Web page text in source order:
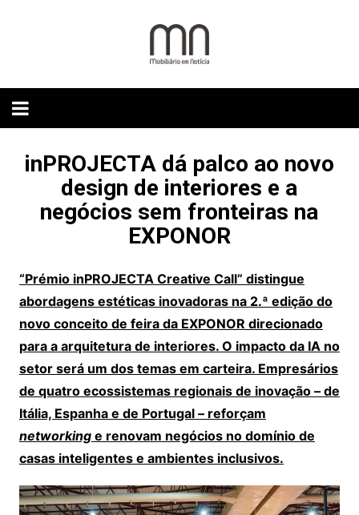
inPROJECTA dá palco ao novo
design de interiores e a
negócios sem fronteiras na
EXPONOR
“Prémio inPROJECTA Creative Call” distingue
abordagens estéticas inovadoras na 2.ª edição do
novo conceito de feira da EXPONOR direcionado
para a arquitetura de interiores. O impacto da IA no
setor será um dos temas em carteira. Empresários
de quatro ecossistemas regionais de inovação – de
Itália, Espanha e de Portugal – reforçam
networkinge renovam negócios no domínio de
casas inteligentes e ambientes inclusivos.